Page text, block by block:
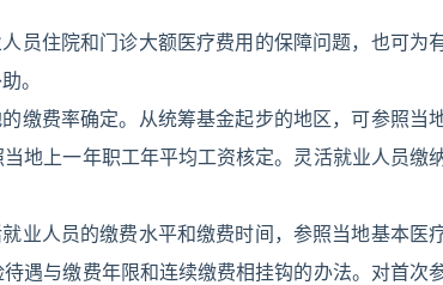
员住院和门诊大额医疗费用的保障问题，也可为
。
缴费率确定。从统筹基金起步的地区，可参照当
地上一年职工年平均工资核定。灵活就业人员缴
业人员的缴费水平和缴费时间，参照当地基本医
遇与缴费年限和连续缴费相挂钩的办法。对首次